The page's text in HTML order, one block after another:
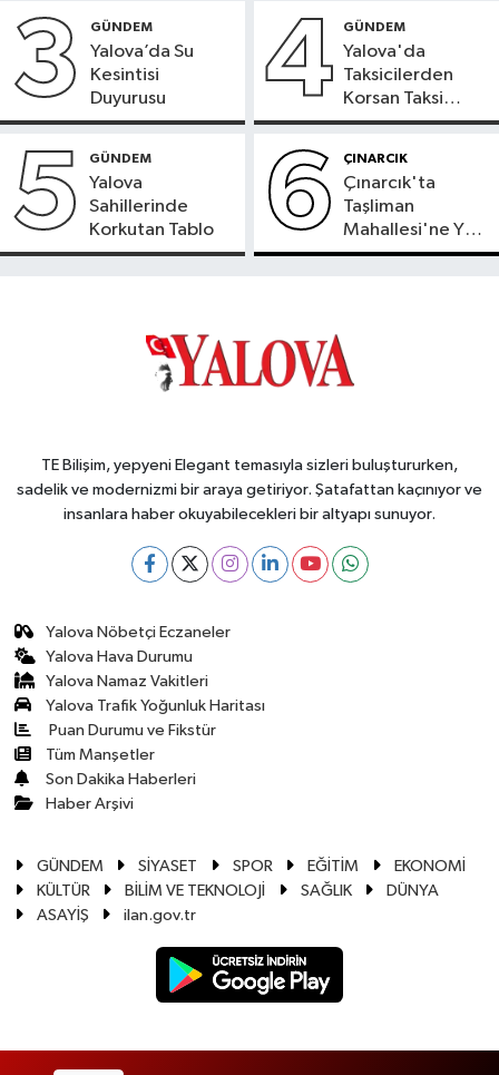
3 GÜNDEM
Yalova’da Su
Kesintisi
Duyurusu
4 GÜNDEM
Yalova'da
Taksicilerden
Korsan Taksi
Tepkisi
5 GÜNDEM
Yalova
Sahillerinde
Korkutan Tablo
6 ÇINARCIK
Çınarcık'ta
Taşliman
Mahallesi'ne Yeni
Ortak ATM
TE Bilişim, yepyeni Elegant temasıyla sizleri buluştururken,
sadelik ve modernizmi bir araya getiriyor. Şatafattan kaçınıyor ve
insanlara haber okuyabilecekleri bir altyapı sunuyor.
Yalova Nöbetçi Eczaneler
Yalova Hava Durumu
Yalova Namaz Vakitleri
Yalova Trafik Yoğunluk Haritası
Puan Durumu ve Fikstür
Tüm Manşetler
Son Dakika Haberleri
Haber Arşivi
GÜNDEM SİYASET SPOR EĞİTİM
EKONOMİ
KÜLTÜR
BİLİM VE TEKNOLOJİ SAĞLIK
DÜNYA
ASAYİŞ
ilan.gov.tr